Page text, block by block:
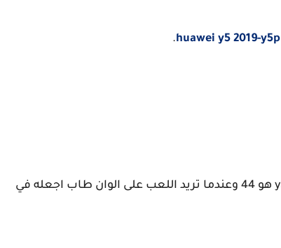
huawei y5 2019-y5p
.
أفضل مقياس لزر الضرب مناسب لكل من هواوي y5, y5p هو 44 وعندما تريد اللعب على الوان طاب اجعله في